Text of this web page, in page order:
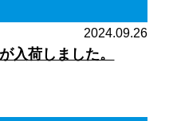
2024.09.26
入荷しました。